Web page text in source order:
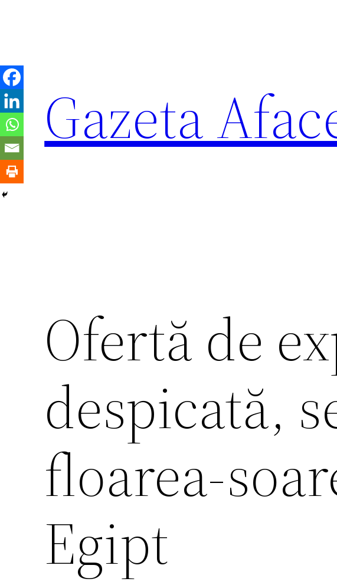
Gazeta
Ofertă de
despicată,
floarea-
Egipt